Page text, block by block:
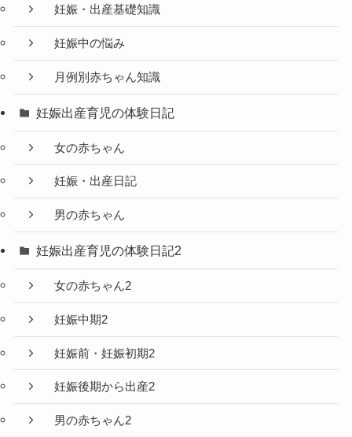
妊娠・出産基礎知識
妊娠中の悩み
月例別赤ちゃん知識
妊娠出産育児の体験日記
女の赤ちゃん
妊娠・出産日記
男の赤ちゃん
妊娠出産育児の体験日記2
女の赤ちゃん2
妊娠中期2
妊娠前・妊娠初期2
妊娠後期から出産2
男の赤ちゃん2